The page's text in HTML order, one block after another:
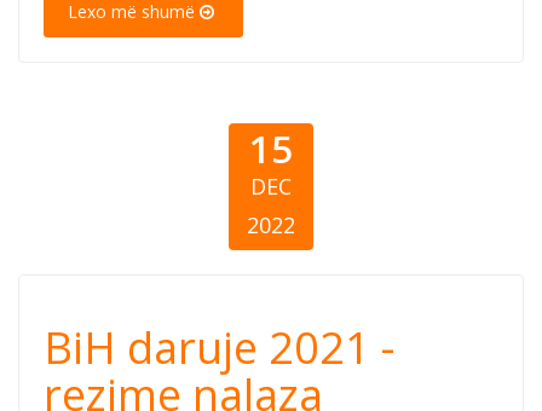
Lexo më shumë
15
DEC
2022
BiH daruje 2021
- rezime nalaza
BiH daruje 2021 -
rezime nalaza